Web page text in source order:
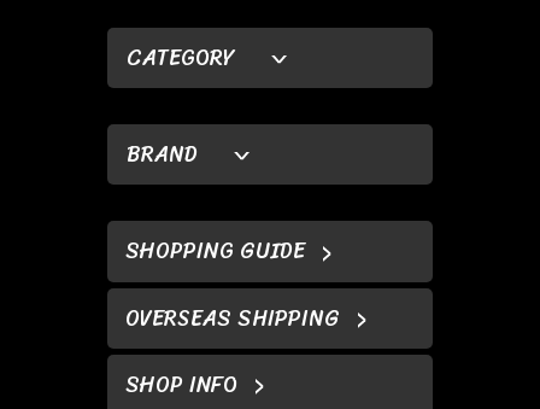
CATEGORY
BRAND
SHOPPING GUIDE
OVERSEAS SHIPPING
SHOP INFO